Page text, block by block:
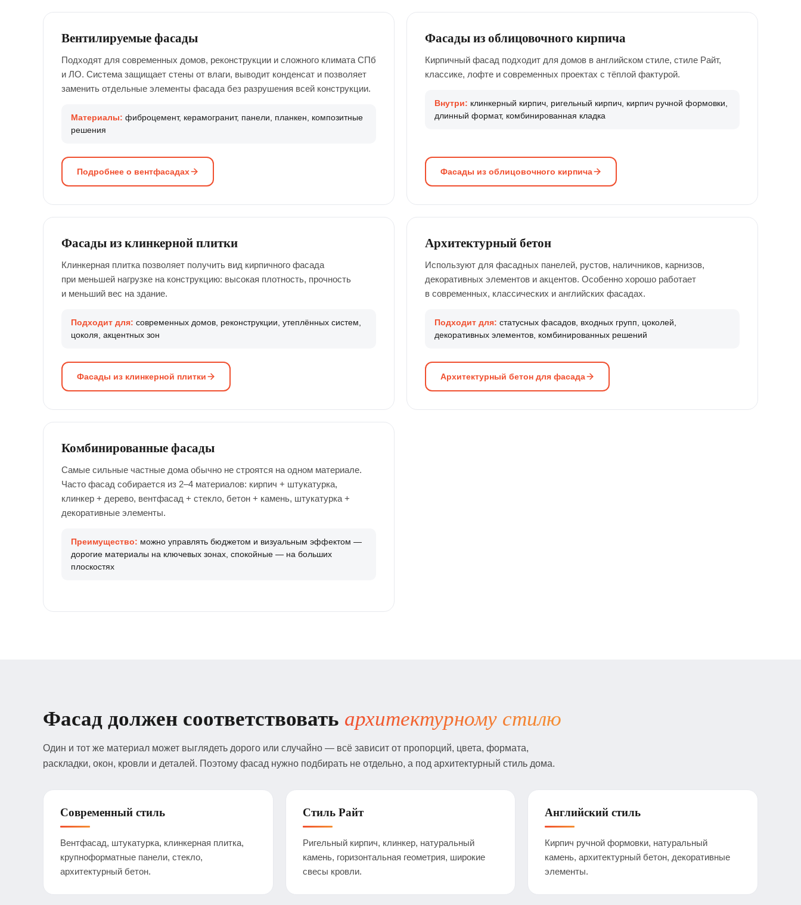
Вентилируемые фасады
Подходят для современных домов, реконструкции и сложного климата СПб
и ЛО. Система защищает стены от влаги, выводит конденсат и позволяет
заменить отдельные элементы фасада без разрушения всей конструкции.
Материалы: фиброцемент, керамогранит, панели, планкен, композитные
решения
Подробнее о вентфасадах
Фасады из облицовочного кирпича
Кирпичный фасад подходит для домов в английском стиле, стиле Райт,
классике, лофте и современных проектах с тёплой фактурой.
Внутри: клинкерный кирпич, ригельный кирпич, кирпич ручной формовки,
длинный формат, комбинированная кладка
Фасады из облицовочного кирпича
Фасады из клинкерной плитки
Клинкерная плитка позволяет получить вид кирпичного фасада
при меньшей нагрузке на конструкцию: высокая плотность, прочность
и меньший вес на здание.
Подходит для: современных домов, реконструкции, утеплённых систем,
цоколя, акцентных зон
Фасады из клинкерной плитки
Архитектурный бетон
Используют для фасадных панелей, рустов, наличников, карнизов,
декоративных элементов и акцентов. Особенно хорошо работает
в современных, классических и английских фасадах.
Подходит для: статусных фасадов, входных групп, цоколей,
декоративных элементов, комбинированных решений
Архитектурный бетон для фасада
Комбинированные фасады
Самые сильные частные дома обычно не строятся на одном материале.
Часто фасад собирается из 2–4 материалов: кирпич + штукатурка,
клинкер + дерево, вентфасад + стекло, бетон + камень, штукатурка +
декоративные элементы.
Преимущество: можно управлять бюджетом и визуальным эффектом —
дорогие материалы на ключевых зонах, спокойные — на больших
плоскостях
Фасад должен соответствовать архитектурному стилю
Один и тот же материал может выглядеть дорого или случайно — всё зависит от пропорций, цвета, формата,
раскладки, окон, кровли и деталей. Поэтому фасад нужно подбирать не отдельно, а под архитектурный стиль дома.
Современный стиль
Вентфасад, штукатурка, клинкерная плитка,
крупноформатные панели, стекло,
архитектурный бетон.
Стиль Райт
Ригельный кирпич, клинкер, натуральный
камень, горизонтальная геометрия, широкие
свесы кровли.
Английский стиль
Кирпич ручной формовки, натуральный
камень, архитектурный бетон, декоративные
элементы.